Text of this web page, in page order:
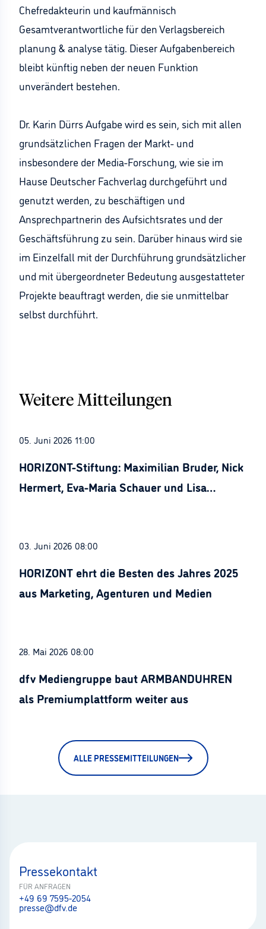
Chefredakteurin und kaufmännisch
Gesamtverantwortliche für den Verlagsbereich
planung & analyse tätig. Dieser Aufgabenbereich
bleibt künftig neben der neuen Funktion
unverändert bestehen.
Dr. Karin Dürrs Aufgabe wird es sein, sich mit allen
grundsätzlichen Fragen der Markt- und
insbesondere der Media-Forschung, wie sie im
Hause Deutscher Fachverlag durchgeführt und
genutzt werden, zu beschäftigen und
Ansprechpartnerin des Aufsichtsrates und der
Geschäftsführung zu sein. Darüber hinaus wird sie
im Einzelfall mit der Durchführung grundsätzlicher
und mit übergeordneter Bedeutung ausgestatteter
Projekte beauftragt werden, die sie unmittelbar
selbst durchführt.
Weitere Mitteilungen
05. Juni 2026 11:00
HORIZONT-Stiftung: Maximilian Bruder, Nick
Hermert, Eva-Maria Schauer und Lisa
03. Juni 2026 08:00
HORIZONT ehrt die Besten des Jahres 2025
aus Marketing, Agenturen und Medien
28. Mai 2026 08:00
dfv Mediengruppe baut ARMBANDUHREN
als Premiumplattform weiter aus
ALLE PRESSEMITTEILUNGEN
Pressekontakt
FÜR ANFRAGEN
+49 69 7595-2054
presse@dfv.de